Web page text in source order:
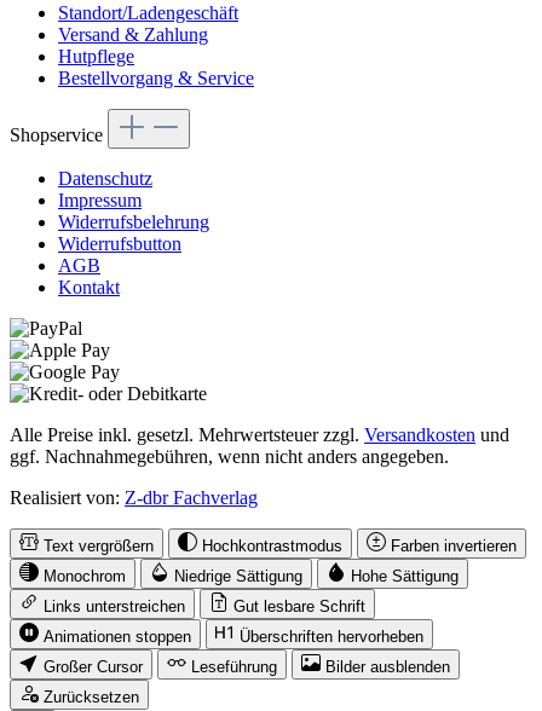
Standort/Ladengeschäft
Versand & Zahlung
Hutpflege
Bestellvorgang & Service
Shopservice
Datenschutz
Impressum
Widerrufsbelehrung
Widerrufsbutton
AGB
Kontakt
Alle Preise inkl. gesetzl. Mehrwertsteuer zzgl. Versandkosten und
ggf. Nachnahmegebühren, wenn nicht anders angegeben.
Realisiert von: Z-dbr Fachverlag
Text vergrößern Hochkontrastmodus
Farben invertieren
Monochrom
Niedrige Sättigung
Hohe Sättigung
Links unterstreichen
Gut lesbare Schrift
Animationen stoppen
Überschriften hervorheben
Großer Cursor
Leseführung
Bilder ausblenden
Zurücksetzen